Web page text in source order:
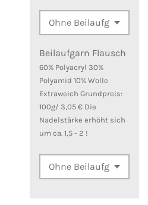
Beilaufgarn Flausch
60% Polyacryl 30%
Polyamid 10% Wolle
Extraweich Grundpreis:
100g/ 3,05 € Die
Nadelstärke erhöht sich
um ca. 1,5 - 2 !